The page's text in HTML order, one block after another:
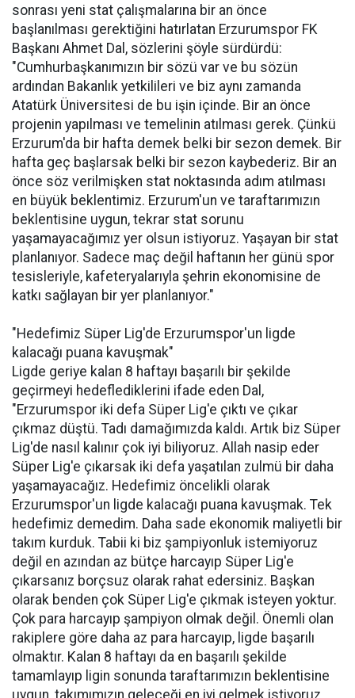
sonrası yeni stat çalışmalarına bir an önce
başlanılması gerektiğini hatırlatan Erzurumspor FK
Başkanı Ahmet Dal, sözlerini şöyle sürdürdü:
"Cumhurbaşkanımızın bir sözü var ve bu sözün
ardından Bakanlık yetkilileri ve biz aynı zamanda
Atatürk Üniversitesi de bu işin içinde. Bir an önce
projenin yapılması ve temelinin atılması gerek. Çünkü
Erzurum'da bir hafta demek belki bir sezon demek. Bir
hafta geç başlarsak belki bir sezon kaybederiz. Bir an
önce söz verilmişken stat noktasında adım atılması
en büyük beklentimiz. Erzurum'un ve taraftarımızın
beklentisine uygun, tekrar stat sorunu
yaşamayacağımız yer olsun istiyoruz. Yaşayan bir stat
planlanıyor. Sadece maç değil haftanın her günü spor
tesisleriyle, kafeteryalarıyla şehrin ekonomisine de
katkı sağlayan bir yer planlanıyor."
"Hedefimiz Süper Lig'de Erzurumspor'un ligde
kalacağı puana kavuşmak"
Ligde geriye kalan 8 haftayı başarılı bir şekilde
geçirmeyi hedeflediklerini ifade eden Dal,
"Erzurumspor iki defa Süper Lig'e çıktı ve çıkar
çıkmaz düştü. Tadı damağımızda kaldı. Artık biz Süper
Lig'de nasıl kalınır çok iyi biliyoruz. Allah nasip eder
Süper Lig'e çıkarsak iki defa yaşatılan zulmü bir daha
yaşamayacağız. Hedefimiz öncelikli olarak
Erzurumspor'un ligde kalacağı puana kavuşmak. Tek
hedefimiz demedim. Daha sade ekonomik maliyetli bir
takım kurduk. Tabii ki biz şampiyonluk istemiyoruz
değil en azından az bütçe harcayıp Süper Lig'e
çıkarsanız borçsuz olarak rahat edersiniz. Başkan
olarak benden çok Süper Lig'e çıkmak isteyen yoktur.
Çok para harcayıp şampiyon olmak değil. Önemli olan
rakiplere göre daha az para harcayıp, ligde başarılı
olmaktır. Kalan 8 haftayı da en başarılı şekilde
tamamlayıp ligin sonunda taraftarımızın beklentisine
uygun, takımımızın geleceği en iyi gelmek istiyoruz.